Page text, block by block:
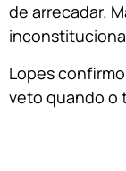
de arrecadar.
Lopes
veto quando o